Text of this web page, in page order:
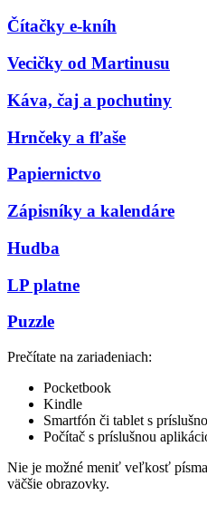
Čítačky e-kníh
Vecičky od Martinusu
Káva, čaj a pochutiny
Hrnčeky a fľaše
Papiernictvo
Zápisníky a kalendáre
Hudba
LP platne
Puzzle
Prečítate na zariadeniach:
Pocketbook
Kindle
Smartfón či tablet s
Počítač s príslušnou
Nie je možné meniť veľkosť
väčšie obrazovky.